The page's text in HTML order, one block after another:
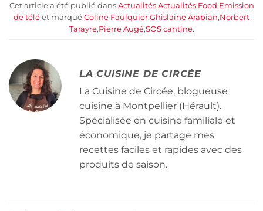
Cet article a été publié dans Actualités,Actualités Food,Emission
de télé et marqué Coline Faulquier,Ghislaine Arabian,Norbert
Tarayre,Pierre Augé,SOS cantine.
LA CUISINE DE CIRCÉE
La Cuisine de Circée, blogueuse
cuisine à Montpellier (Hérault).
Spécialisée en cuisine familiale et
économique, je partage mes
recettes faciles et rapides avec des
produits de saison.